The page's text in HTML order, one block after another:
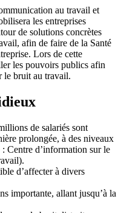
au travail et
les entreprises
de solutions concrètes
afin de faire de la Santé
Lors de cette
les pouvoirs publics afin
le bruit au travail.
de salariés sont
prolongée, à des niveaux
Centre d’information sur le
d’affecter à divers
importante, allant jusqu’à la